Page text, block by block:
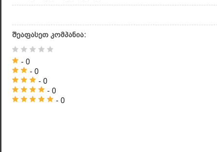
შეაფასეთ კომპანია:
- 0
- 0
- 0
- 0
- 0